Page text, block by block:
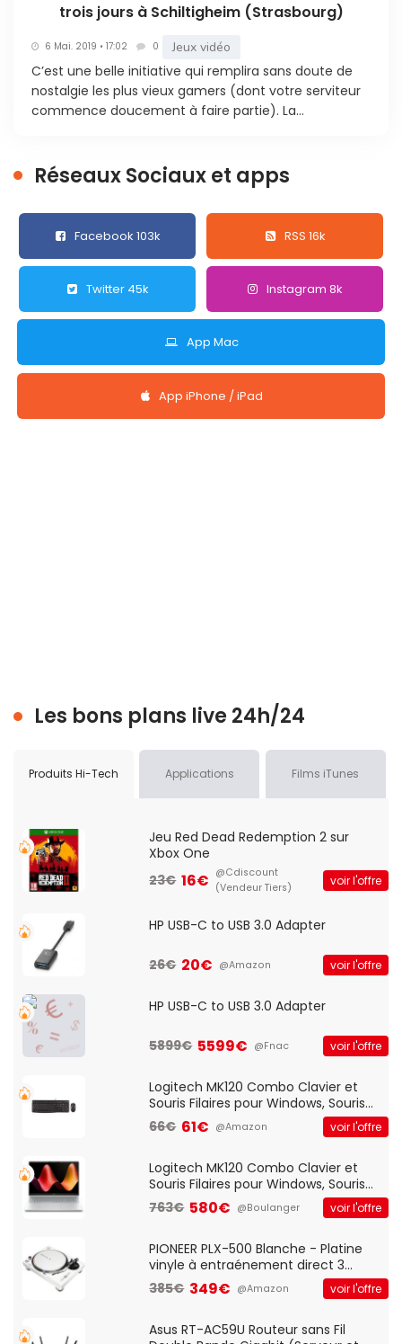
trois jours à Schiltigheim (Strasbourg)
6 Mai. 2019 • 17:02 0 Jeux vidéo
C’est une belle initiative qui remplira sans doute de
nostalgie les plus vieux gamers (dont votre serviteur
commence doucement à faire partie). La...
Réseaux Sociaux et apps
Facebook 103k RSS 16k
Twitter 45k Instagram 8k
App Mac
App iPhone / iPad
Les bons plans live 24h/24
Produits Hi-Tech Applications Films iTunes
Jeu Red Dead Redemption 2 sur
Xbox One
23€ 16€ @Cdiscount
(Vendeur Tiers)
voir l'offre
HP USB-C to USB 3.0 Adapter
26€ 20€ @Amazon voir l'offre
HP USB-C to USB 3.0 Adapter
5899€ 5599€ @Fnac voir l'offre
Logitech MK120 Combo Clavier et
Souris Filaires pour Windows, Souris
Optique Filaire, Connexion USB Plug
And Play, Confortable, Taille
QWERTY UK - Noir
66€ 61€ @Amazon voir l'offre
Logitech MK120 Combo Clavier et
Souris Filaires pour Windows, Souris
Optique Filaire, Connexion USB Plug
And Play, Confortable, Taille
QWERTY UK - Noir
763€ 580€ @Boulanger voir l'offre
PIONEER PLX-500 Blanche - Platine
vinyle à entraénement direct 3
vitesses (33-45-78 trs/min) avec
pre-ampli intégré et port USB
385€ 349€ @Amazon voir l'offre
Asus RT-AC59U Routeur sans Fil